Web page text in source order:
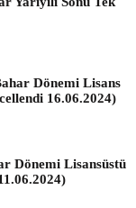
Dönemi Lisans
16.06.2024)
Dönemi Lisansüstü